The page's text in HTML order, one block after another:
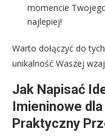
momencie
najlepiej!
Warto dołączyć do
unikalność Waszej
Jak Napisać
Imieninowe
Praktyczny